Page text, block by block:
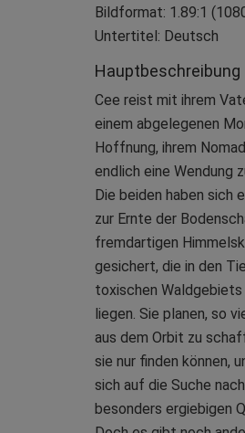
Bildformat: 1.89:1
Untertitel: Deutsch
Hauptbeschreibung
Cee reist mit ihrem
einem abgelegenen
Hoffnung, ihrem
endlich eine Wendung
Die beiden haben sich
zur Ernte der
fremdartigen
gesichert, die in den
toxischen
liegen. Sie planen, so
aus dem Orbit zu
sie nur finden können,
sich auf die Suche
besonders ergiebigen